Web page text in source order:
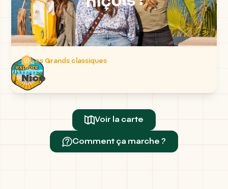
Les Grands classiques
Nice
Voir la carte
Comment ça marche ?